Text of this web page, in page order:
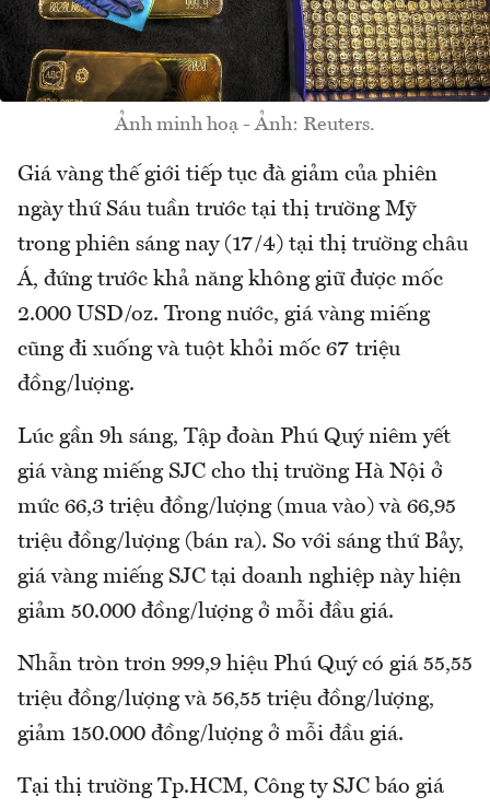
Ảnh minh hoạ - Ảnh: Reuters.
Giá vàng thế giới tiếp tục đà giảm của phiên
ngày thứ Sáu tuần trước tại thị trường Mỹ
trong phiên sáng nay (17/4) tại thị trường châu
Á, đứng trước khả năng không giữ được mốc
2.000 USD/oz. Trong nước, giá vàng miếng
cũng đi xuống và tuột khỏi mốc 67 triệu
đồng/lượng.
Lúc gần 9h sáng, Tập đoàn Phú Quý niêm yết
giá vàng miếng SJC cho thị trường Hà Nội ở
mức 66,3 triệu đồng/lượng (mua vào) và 66,95
triệu đồng/lượng (bán ra). So với sáng thứ Bảy,
giá vàng miếng SJC tại doanh nghiệp này hiện
giảm 50.000 đồng/lượng ở mỗi đầu giá.
Nhẫn tròn trơn 999,9 hiệu Phú Quý có giá 55,55
triệu đồng/lượng và 56,55 triệu đồng/lượng,
giảm 150.000 đồng/lượng ở mỗi đầu giá.
Tại thị trường Tp.HCM, Công ty SJC báo giá